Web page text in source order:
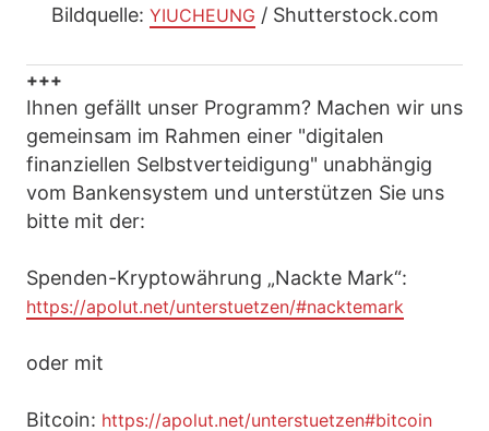
Bildquelle: YIUCHEUNG / Shutterstock.com
+++
Ihnen gefällt unser Programm? Machen wir uns
gemeinsam im Rahmen einer "digitalen
finanziellen Selbstverteidigung" unabhängig
vom Bankensystem und unterstützen Sie uns
bitte mit der:
Spenden-Kryptowährung „Nackte Mark“:
https://apolut.net/unterstuetzen/#nacktemark
oder mit
Bitcoin: https://apolut.net/unterstuetzen#bitcoin